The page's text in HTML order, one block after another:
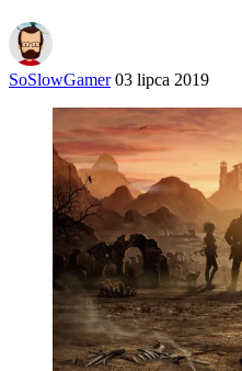
SoSlowGamer 03 lipca 2019